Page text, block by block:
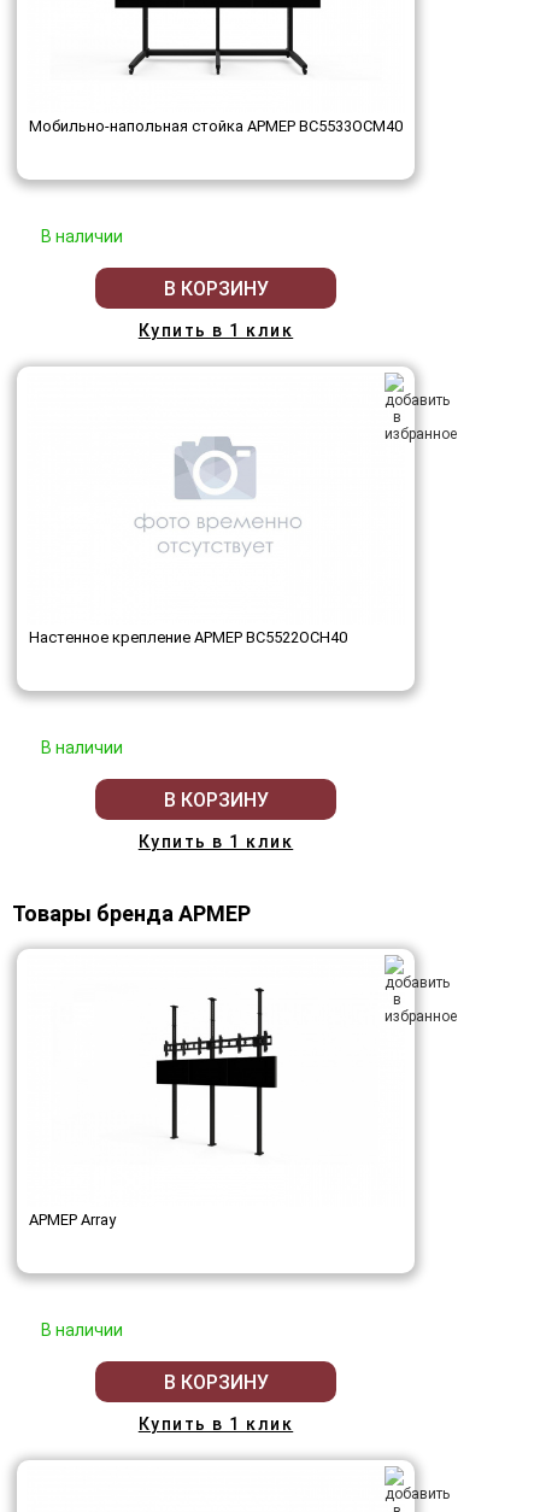
Мобильно-напольная стойка АРМЕР ВС5533ОСМ40
В наличии
В КОРЗИНУ
Купить в 1 клик
Настенное крепление АРМЕР ВС5522ОСН40
В наличии
В КОРЗИНУ
Купить в 1 клик
Товары бренда АРМЕР
АРМЕР Array
В наличии
В КОРЗИНУ
Купить в 1 клик